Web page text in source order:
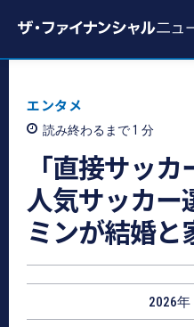
エンタメ
読み終わるまで 1 分
「直接サッカ
人気サッカー
ミンが結婚と
2026年